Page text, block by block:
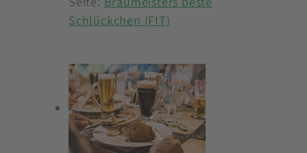
Schlückchen (FIT)